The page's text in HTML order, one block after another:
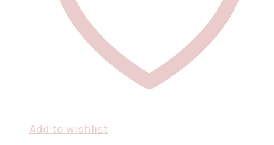
Add to wishlist